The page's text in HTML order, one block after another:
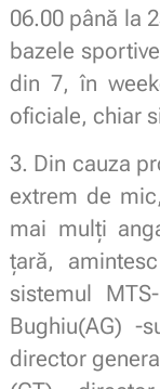
06.00 până la
bazele
din 7, în
oficiale, chiar
3. Din cauza
extrem de
mai mulți
țară,
sistemul
Bughiu(AG) -
director